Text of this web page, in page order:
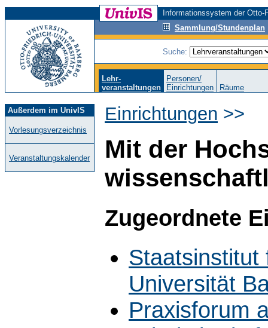
Informationssystem der
Sammlung/Stundenplan
Suche:
Lehr-
veranstaltungen
Personen/
Einrichtungen
Räume
Außerdem im UnivIS
Vorlesungsverzeichnis
Veranstaltungskalender
Einrichtungen >>
Mit der
Zugeordnete
Staatsinstitut
Universität
Praxisforum